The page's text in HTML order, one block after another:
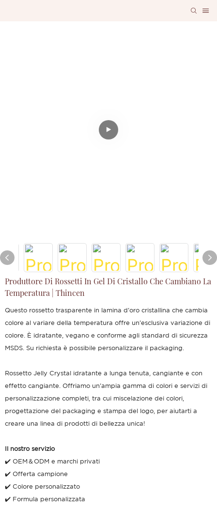
Produttore Di Rossetti In Gel Di Cristallo Che Cambiano La
Temperatura | Thincen
Questo rossetto trasparente in lamina d'oro cristallina che cambia
colore al variare della temperatura offre un'esclusiva variazione di
colore. È idratante, vegano e conforme agli standard di sicurezza
MSDS. Su richiesta è possibile personalizzare il packaging.
Rossetto Jelly Crystal idratante a lunga tenuta, cangiante e con
effetto cangiante. Offriamo un'ampia gamma di colori e servizi di
personalizzazione completi, tra cui miscelazione dei colori,
progettazione del packaging e stampa del logo, per aiutarti a
creare una linea di prodotti di bellezza unica!
Il nostro servizio
✔️ OEM＆ODM e marchi privati
✔️ Offerta campione
✔️ Colore personalizzato
✔️ Formula personalizzata